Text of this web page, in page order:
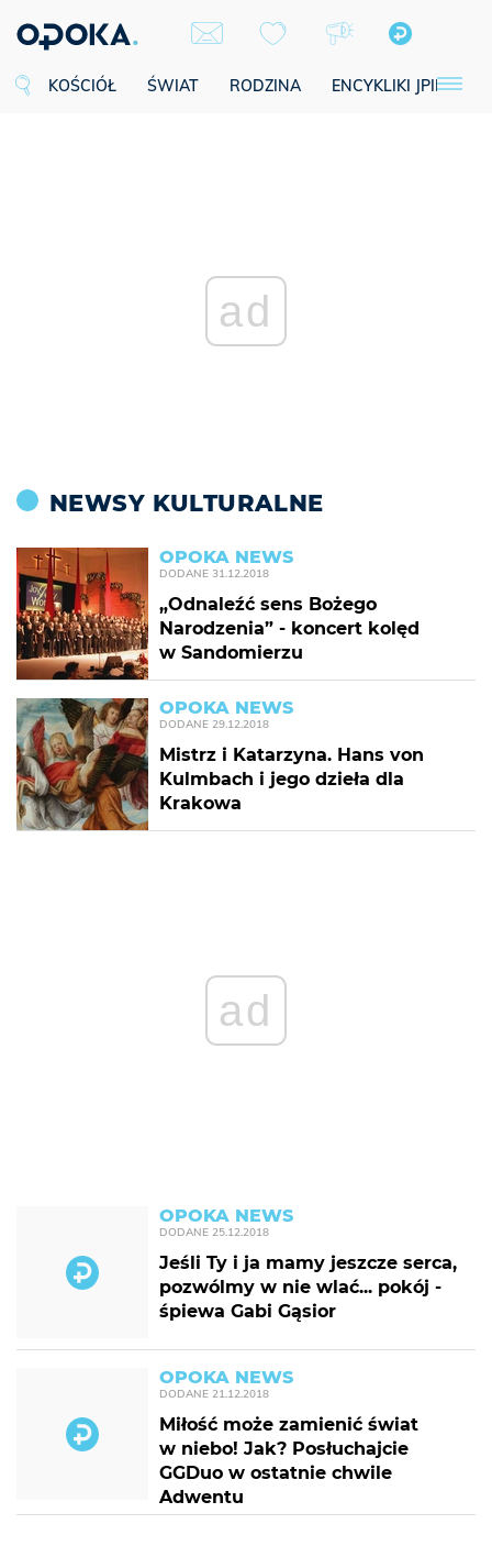
KOŚCIÓŁ ŚWIAT RODZINA ENCYKLIKI JPII
ad
NEWSY KULTURALNE
OPOKA NEWS
DODANE 31.12.2018
„Odnaleźć sens Bożego
Narodzenia” - koncert kolęd
w Sandomierzu
OPOKA NEWS
DODANE 29.12.2018
Mistrz i Katarzyna. Hans von
Kulmbach i jego dzieła dla
Krakowa
ad
OPOKA NEWS
DODANE 25.12.2018
Jeśli Ty i ja mamy jeszcze serca,
pozwólmy w nie wlać... pokój -
śpiewa Gabi Gąsior
OPOKA NEWS
DODANE 21.12.2018
Miłość może zamienić świat
w niebo! Jak? Posłuchajcie
GGDuo w ostatnie chwile
Adwentu